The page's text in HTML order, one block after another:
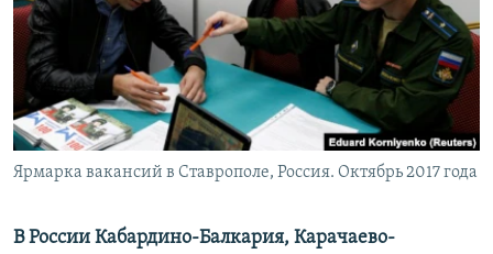
ПОБЕДИТЕЛЕЙ НЕ СУДЯТ?
КРЫМ.НЕПОКОРЕННЫЙ
ELIFBE
УКРАИНСКАЯ ПРОБЛЕМА КРЫМА
ПРИСОЕДИНЯЙТЕСЬ!
Все сайты RFE/RL
Ярмарка вакансий в Ставрополе, Россия. Октябрь 2017 года
В России Кабардино-Балкария, Карачаево-